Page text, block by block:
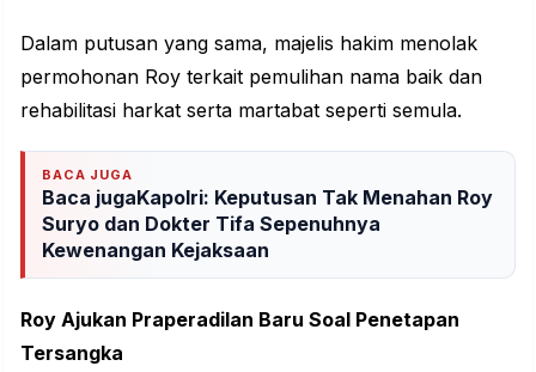
Dalam putusan yang sama, majelis hakim menolak
permohonan Roy terkait pemulihan nama baik dan
rehabilitasi harkat serta martabat seperti semula.
BACA JUGA
Baca jugaKapolri: Keputusan Tak Menahan Roy
Suryo dan Dokter Tifa Sepenuhnya
Kewenangan Kejaksaan
Roy Ajukan Praperadilan Baru Soal Penetapan
Tersangka